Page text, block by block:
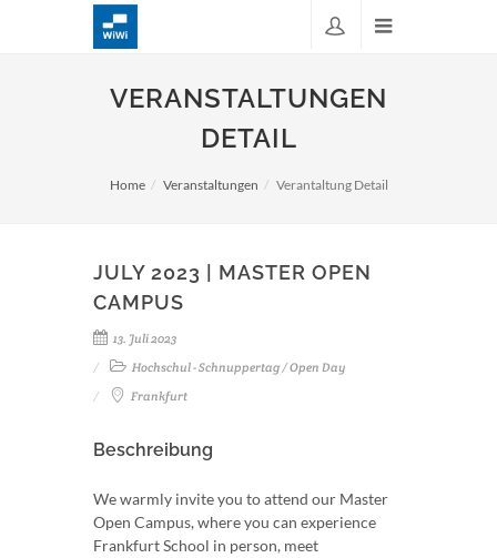
VERANSTALTUNGEN
DETAIL
Home Veranstaltungen Verantaltung Detail
JULY 2023 | MASTER OPEN
CAMPUS
13. Juli 2023
Hochschul - Schnuppertag / Open Day
Frankfurt
Beschreibung
We warmly invite you to attend our Master
Open Campus, where you can experience
Frankfurt School in person, meet